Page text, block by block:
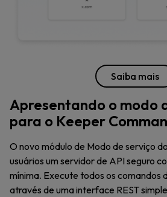
Saiba mais
Apresentando o modo
para o Keeper
O novo módulo de Modo de serviço
usuários um servidor de API seguro
mínima. Execute todos os comandos
através de uma interface REST